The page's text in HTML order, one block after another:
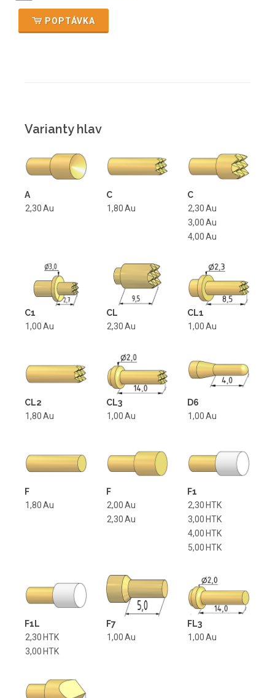
POPTÁVKA
Varianty hlav
A
2,30Au
C
1,80Au
C
2,30 Au
3,00 Au
4,00 Au
C1
1,00Au
CL
2,30Au
CL1
1,00 Au
CL2
1,80Au
CL3
1,00Au
D6
1,00 Au
F
1,80Au
F
2,00Au
2,30Au
F1
2,30 HTK
3,00 HTK
4,00 HTK
5,00 HTK
F1L
2,30 HTK
3,00 HTK
F7
1,00Au
FL3
1,00 Au